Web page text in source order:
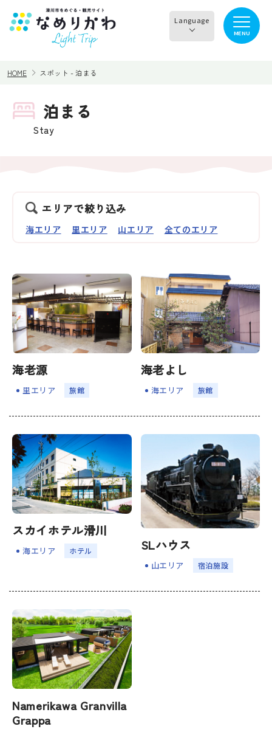
Language
MENU
見る
泊まる
イベント情報 なめりかわめぐり
リングコース
宿場町を歩こう！なめり
かわ宿場回廊
HOME
お知らせ
なめりかワット？
滑川ってどんなところ？
写真で見るなめりかわ
滑川とホタルイカ
なめりかわ"達人"名鑑
デジタルパンフレット
アクセス
お問い合わせ
滑川市観光協会について
HOME スポット - 泊まる
泊まる
Stay
エリアで絞り込み
海エリア 里エリア 山エリア 全てのエリア
海老源
里エリア 旅館
海老よし
海エリア 旅館
スカイホテル滑川
海エリア ホテル SLハウス
山エリア 宿泊施設
Namerikawa Granvilla
Grappa